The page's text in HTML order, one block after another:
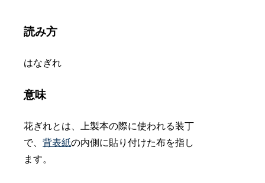
読み方
はなぎれ
意味
花ぎれとは、上製本の際に使われる装丁
で、背表紙の内側に貼り付けた布を指し
ます。